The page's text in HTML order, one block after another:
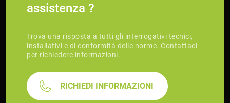
assistenza ?
Trova una risposta a tutti gli interrogativi tecnici,
installativi e di conformità delle norme. Contattaci
per richiedere informazioni.
RICHIEDI INFORMAZIONI